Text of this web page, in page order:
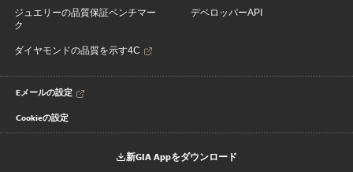
ジュエリーの品質保証ベンチマー
ク
ダイヤモンドの品質を示す4C
デベロッパーAPI
Eメールの設定
Cookieの設定
新GIA Appをダウンロード